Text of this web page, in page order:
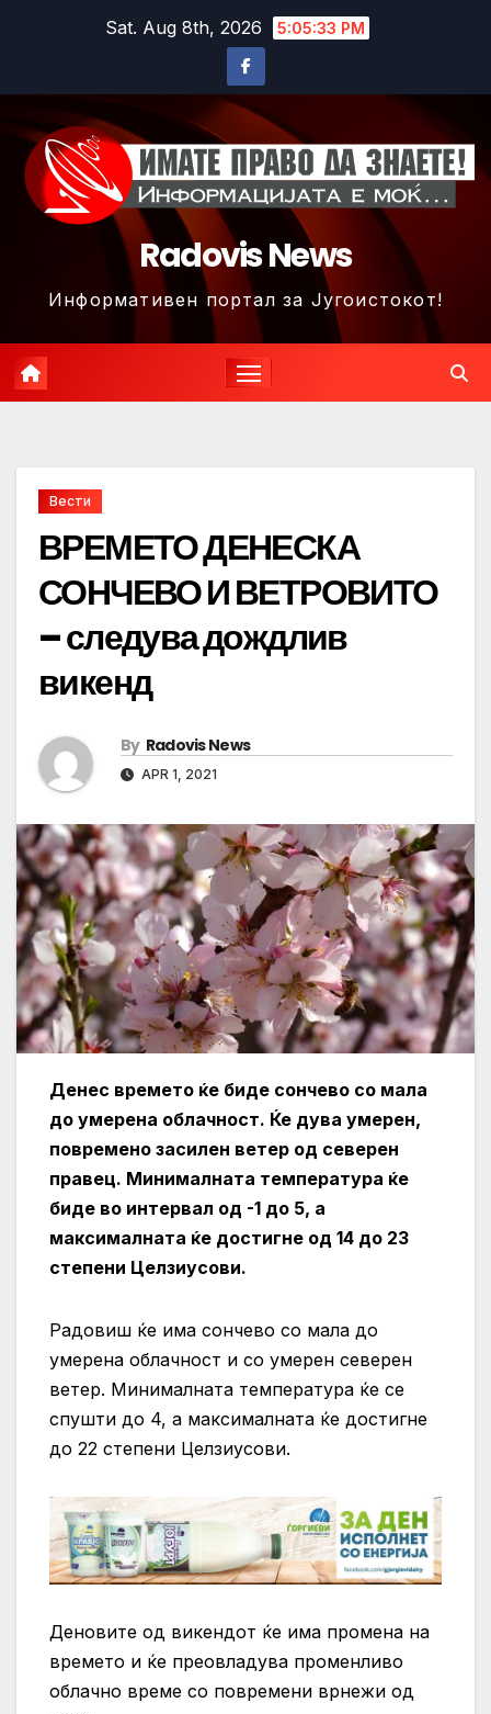
Sat. Aug 8th, 2026 5:05:36 PM
Radovis News
Информативен портал за Југоистокот!
Вести
ВРЕМЕТО ДЕНЕСКА
СОНЧЕВО И ВЕТРОВИТО
– следува дождлив
викенд
By Radovis News
APR 1, 2021
Денес времето ќе биде сончево со мала
до умерена облачност. Ќе дува умерен,
повремено засилен ветер од северен
правец. Минималната температура ќе
биде во интервал од -1 до 5, а
максималната ќе достигне од 14 до 23
степени Целзиусови.
Радовиш ќе има сончево со мала до
умерена облачност и со умерен северен
ветер. Минималната температура ќе се
спушти до 4, а максималната ќе достигне
до 22 степени Целзиусови.
Деновите од викендот ќе има промена на
времето и ќе преовладува променливо
облачно време со повремени врнежи од